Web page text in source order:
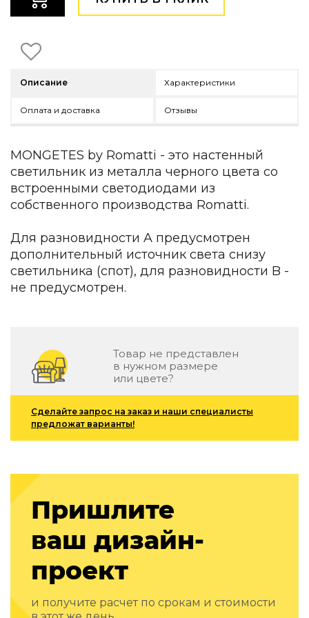
Детская мебель
Коллекции
ROOM — Modern
ARTOPIA — Mid-Century
Подбор, производство и комплектация по вашему
Декор
Для кухни
Предметы интерьера
Зеркала
Вентиляторы
Подбор, производство и комплектация по вашему
Сантехника и инженерия
Дизайнерские ванны
Подбор, производство и комплектация по вашему
Отделка и ремонт
Акустические панели
Стеновые декоративные панели
для террас
Террасные и фасадные системы
Камень
Изделия из натурального мрамора и камня
Светящийся камень
Описание Характеристики
Оплата и доставка Отзывы
MONGETES by Romatti - это настенный
светильник из металла черного цвета со
встроенными светодиодами из
собственного производства Romatti.
Для разновидности A предусмотрен
дополнительный источник света снизу
светильника (спот), для разновидности B -
не предусмотрен.
Товар не представлен
в нужном размере
или цвете?
Сделайте запрос на заказ и наши специалисты
предложат варианты!
Пришлите
ваш дизайн-
проект
и получите расчет по срокам и стоимости